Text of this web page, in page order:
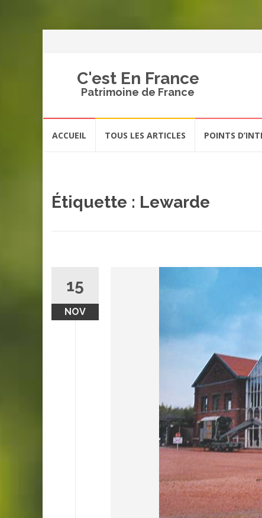
C'est En France
Patrimoine de France
ACCUEIL TOUS LES ARTICLES POINTS
Étiquette : Lewarde
15
NOV